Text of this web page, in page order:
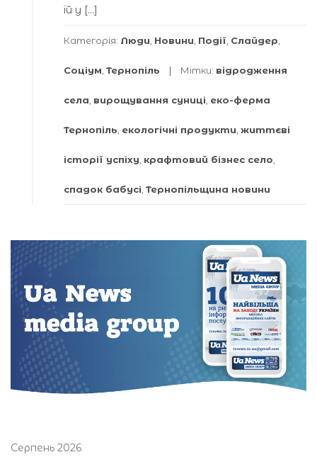
їй у […]
Категорія: Люди, Новини, Події, Слайдер,
Соціум, Тернопіль Мітки: відродження
села, вирощування суниці, еко-ферма
Тернопіль, екологічні продукти, життєві
історії успіху, крафтовий бізнес село,
спадок бабусі, Тернопільщина новини
Серпень 2026